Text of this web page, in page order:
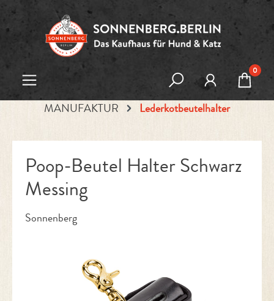
Zum Hauptinhalt springen
0
MANUFAKTUR Lederkotbeutelhalter
Poop-Beutel Halter Schwarz
Messing
Sonnenberg